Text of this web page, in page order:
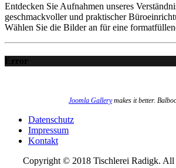
Entdecken Sie Aufnahmen unseres
geschmackvoller und praktischer
Wählen Sie die Bilder an für eine
Error
Joomla Gallerymakes it better.
Datenschutz
Impressum
Kontakt
Copyright © 2018 Tischlerei Radigk. All